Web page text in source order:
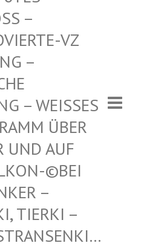
WOHNUN
PENTAGR
DER TÜR
DEM BAL
DEN BUN
K
ZWANGST
– ZWANG